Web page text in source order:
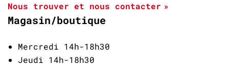
Nous trouver et nous contacter
Magasin/boutique
Mercredi 14h-18h30
Jeudi 14h-18h30